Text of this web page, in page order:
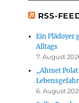
RSS-
Ein Plädoyer
Alltags
7. August
„Ahmet
6. August